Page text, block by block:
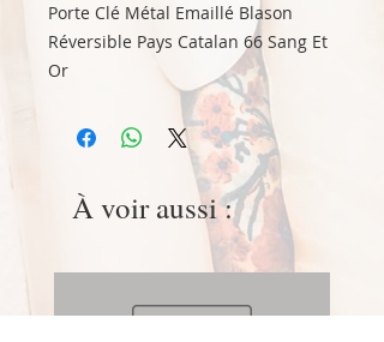
Porte Clé Métal Emaillé Blason
Réversible Pays Catalan 66 Sang Et
Or
Porte-clé en forme de blason
Catalan aux couleurs sang et or
avec faces réversibles ; l’une avec
l’âne Catalan, l’autre avec le numéro
Dimensions : hauteur 5 cm, largeur
de 3.8 cm, épaisseur 0,4 cm environ
À voir aussi :